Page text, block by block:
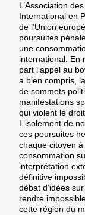
L’Association
International en
de l’Union
poursuites
une
international. En
part l’appel au
a bien compris,
de sommets
manifestations
qui violent le
L’isolement de
ces poursuites
chaque citoyen
consommation
interprétation
définitive
débat d’idées
rendre
cette région du